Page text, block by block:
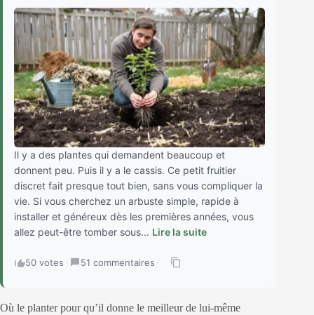
Il y a des plantes qui demandent beaucoup et
donnent peu. Puis il y a le cassis. Ce petit fruitier
discret fait presque tout bien, sans vous compliquer la
vie. Si vous cherchez un arbuste simple, rapide à
installer et généreux dès les premières années, vous
allez peut-être tomber sous... Lire la suite
50 votes · 51 commentaires ·
Où le planter pour qu’il donne le meilleur de lui-même